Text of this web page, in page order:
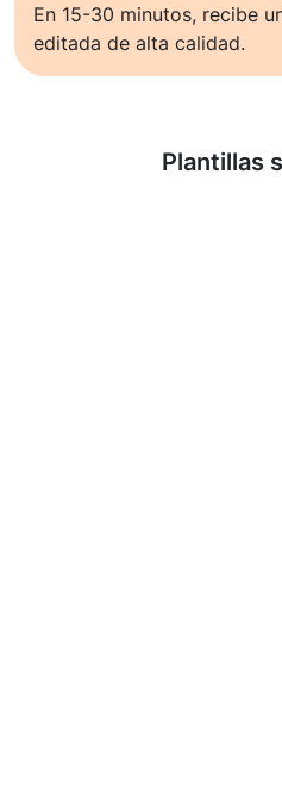
En 15-30 minutos, recibe
editada de alta calidad.
Plantillas
Saber